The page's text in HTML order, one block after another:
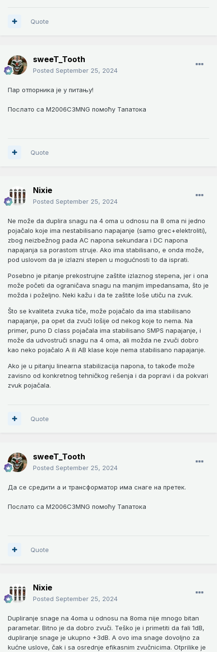
Quote
sweeT_Tooth
Posted September 25, 2024
Пар отпорника је у питању!
Послато са M2006C3MNG помоћу Тапатока
Quote
Nixie
Posted September 25, 2024
Ne može da duplira snagu na 4 oma u odnosu na 8 oma ni jedno
pojačalo koje ima nestabilisano napajanje (samo grec+elektroliti),
zbog neizbežnog pada AC napona sekundara i DC napona
napajanja sa porastom struje. Ako ima stabilisano, e onda može,
pod uslovom da je izlazni stepen u mogućnosti to da isprati.
Posebno je pitanje prekostrujne zaštite izlaznog stepena, jer i ona
može početi da ograničava snagu na manjim impedansama, što je
možda i poželjno. Neki kažu i da te zaštite loše utiču na zvuk.
Što se kvaliteta zvuka tiče, može pojačalo da ima stabilisano
napajanje, pa opet da zvuči lošije od nekog koje to nema. Na
primer, puno D class pojačala ima stabilisano SMPS napajanje, i
može da udvostruči snagu na 4 oma, ali možda ne zvuči dobro
kao neko pojačalo A ili AB klase koje nema stabilisano napajanje.
Ako je u pitanju linearna stabilizacija napona, to takođe može
zavisno od konkretnog tehničkog rešenja i da popravi i da pokvari
zvuk pojačala.
Quote
sweeT_Tooth
Posted September 25, 2024
Да се средити а и трансформатор има снаге на претек.
Послато са M2006C3MNG помоћу Тапатока
Quote
Nixie
Posted September 25, 2024
Dupliranje snage na 4oma u odnosu na 8oma nije mnogo bitan
parametar. Bitno je da dobro zvuči. Teško je i primetiti da fali 1dB,
dupliranje snage je ukupno +3dB. A ovo ima snage dovoljno za
kućne uslove, čak i sa osrednje efikasnim zvučnicima. Otprilike je